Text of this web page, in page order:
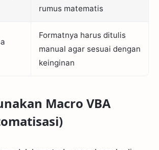
rumus matematis
Formatnya harus ditulis
manual agar sesuai dengan
keinginan
Macro VBA